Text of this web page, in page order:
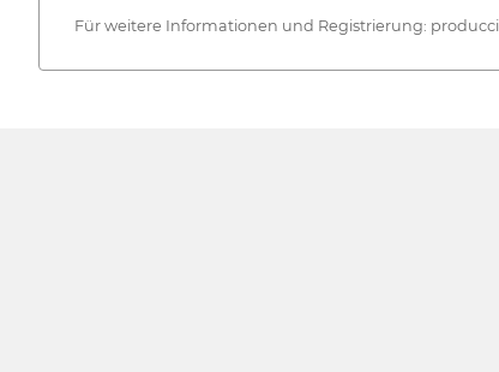
Für weitere Informationen und Registrierung: